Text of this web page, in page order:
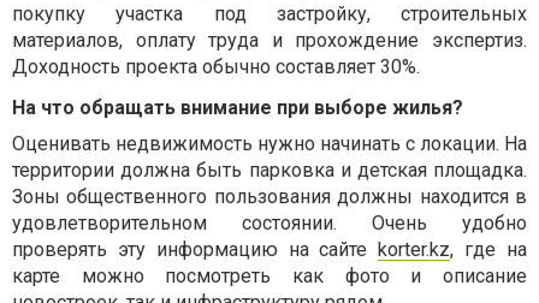
покупку участка под застройку, строительных
материалов, оплату труда и прохождение экспертиз.
Доходность проекта обычно составляет 30%.
На что обращать внимание при выборе жилья?
Оценивать недвижимость нужно начинать с локации. На
территории должна быть парковка и детская площадка.
Зоны общественного пользования должны находится в
удовлетворительном состоянии. Очень удобно
проверять эту информацию на сайтеkorter.kz, где на
карте можно посмотреть как фото и описание